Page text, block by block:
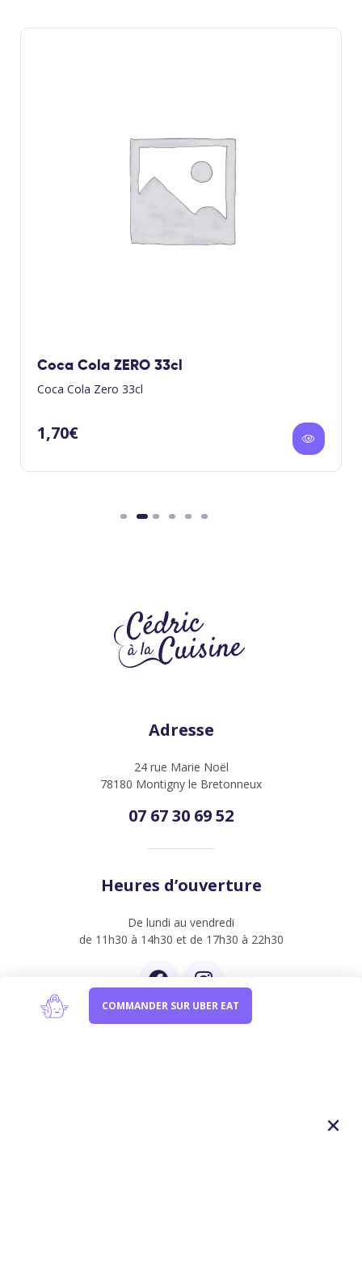
Coca Cola ZERO 33cl
Coca Cola Zero 33cl
1,70€
Adresse
24 rue Marie Noël
78180 Montigny le Bretonneux
07 67 30 69 52
Heures d’ouverture
De lundi au vendredi
de 11h30 à 14h30 et de 17h30 à 22h30
COMMANDER SUR UBER EAT